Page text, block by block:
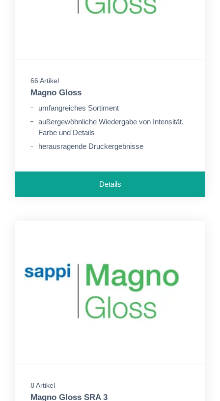
66 Artikel
Magno Gloss
umfangreiches Sortiment
außergewöhnliche Wiedergabe von Intensität,
Farbe und Details
herausragende Druckergebnisse
Details
8 Artikel
Magno Gloss SRA 3